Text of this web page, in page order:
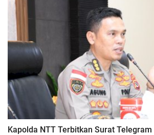
Kapolda NTT Terbitkan Surat